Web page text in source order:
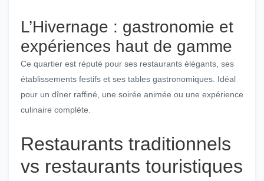
L’Hivernage : gastronomie et
expériences haut de gamme
Ce quartier est réputé pour ses restaurants élégants, ses
établissements festifs et ses tables gastronomiques. Idéal
pour un dîner raffiné, une soirée animée ou une expérience
culinaire complète.
Restaurants traditionnels
vs restaurants touristiques